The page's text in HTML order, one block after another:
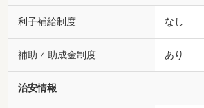
利子補給制度 なし
補助 ⁄ 助成金制度 あり
治安情報